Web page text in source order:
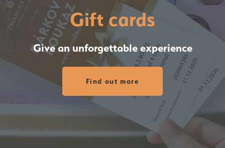
Gift cards
Give an unforgettable experience
Find out more